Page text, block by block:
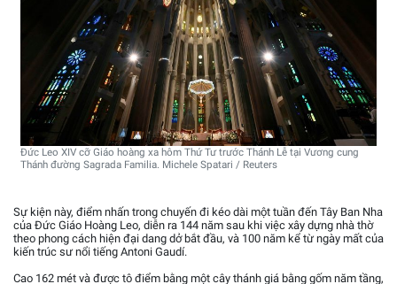
Đức Leo XIV cỡ Giáo hoàng xa hôm Thứ Tư trước Thánh Lễ tại Vương cung
Thánh đường Sagrada Familia. Michele Spatari / Reuters
Sự kiện này, điểm nhấn trong chuyến đi kéo dài một tuần đến Tây Ban Nha
của Đức Giáo Hoàng Leo, diễn ra 144 năm sau khi việc xây dựng nhà thờ
theo phong cách hiện đại dang dở bắt đầu, và 100 năm kể từ ngày mất của
kiến trúc sư nổi tiếng Antoni Gaudí.
Cao 162 mét và được tô điểm bằng một cây thánh giá bằng gốm năm tầng,